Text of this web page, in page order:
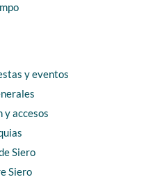
y eventos
y accesos
Siero
Siero